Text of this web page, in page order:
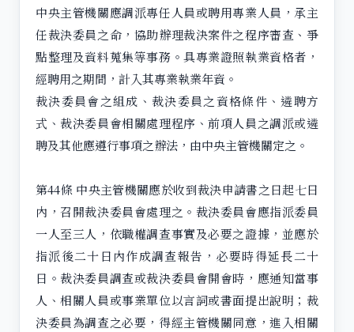
中央主管機關應調派專任人員或聘用專業人員，承主
任裁決委員之命，協助辦理裁決案件之程序審查、爭
點整理及資料蒐集等事務。具專業證照執業資格者，
經聘用之期間，計入其專業執業年資。
裁決委員會之組成、裁決委員之資格條件、遴聘方
式、裁決委員會相關處理程序、前項人員之調派或遴
聘及其他應遵行事項之辦法，由中央主管機關定之。
第44條 中央主管機關應於收到裁決申請書之日起七日
內，召開裁決委員會處理之。裁決委員會應指派委員
一人至三人，依職權調查事實及必要之證據，並應於
指派後二十日內作成調查報告，必要時得延長二十
日。裁決委員調查或裁決委員會開會時，應通知當事
人、相關人員或事業單位以言詞或書面提出說明；裁
決委員為調查之必要，得經主管機關同意，進入相關